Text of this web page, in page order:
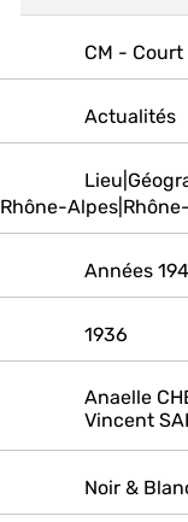
CM -
Actualités
Rhône-
Années
1936
Anaelle
Vincent
Noir &